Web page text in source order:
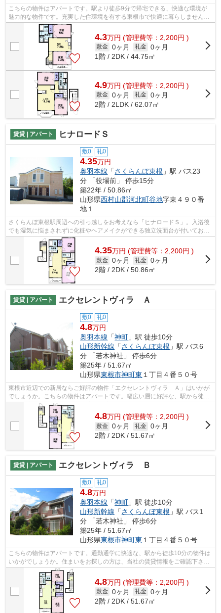
こちらの物件はアパートです。駅より徒歩9分で帰宅できる、快適な環境が
魅力的な物件です。充実した住環境を有する東根市で快適に暮らしません
か？当社オススメの賃貸物件が豊富にあり...
4.3万円 (管理費等：2,200円 )
敷金 0ヶ月 礼金 0ヶ月
1階 / 2DK / 44.75㎡
4.9万円 (管理費等：2,200円 )
敷金 0ヶ月 礼金 0ヶ月
2階 / 2LDK / 62.07㎡
賃貸 | アパート ヒナロードＳ
敷0 礼0
4.35万円
奥羽本線 「さくらんぼ東根 」駅 バス23
分 「役場前」 停歩15分
築22年 / 50.86㎡
山形県西村山郡河北町谷地字東４９０番
地１
さくらんぼ東根駅周辺への引っ越しをお考えなら「ヒナロードＳ」。入浴後
でも湿気に悩まされずに化粧やヘアメイクができる独立洗面台が付いており
ます。新しい生活のスタートにおすす...
4.35万円 (管理費等：2,200円 )
敷金 0ヶ月 礼金 0ヶ月
2階 / 2DK / 50.86㎡
賃貸 | アパート エクセレントヴィラ Ａ
敷0 礼0
4.8万円
奥羽本線 「神町 」駅 徒歩10分
山形新幹線 「さくらんぼ東根 」駅 バス6
分 「若木神社」 停歩6分
築25年 / 51.67㎡
山形県東根市神町東 １丁目４番５０号
東根市近辺での新居ならご好評の物件「エクセレントヴィラ Ａ」はいかが
でしょうか。こちらの物件はアパートです。幅広い層に好評な、駅から徒歩
10分に立地する物件です。快適な環境...
4.8万円 (管理費等：2,200円 )
敷金 0ヶ月 礼金 0ヶ月
2階 / 2DK / 51.67㎡
賃貸 | アパート エクセレントヴィラ Ｂ
敷0 礼0
4.8万円
奥羽本線 「神町 」駅 徒歩10分
山形新幹線 「さくらんぼ東根 」駅 バス1
分 「若木神社」 停歩6分
築25年 / 51.67㎡
山形県東根市神町東 １丁目４番５０号
こちらの物件はアパートです。通勤通学に快適な、駅から徒歩10分の物件は
いかがでしょうか。住まいをお探しの方は、当社の賃貸情報をご確認下さ
い。お客様のご希望に合う物件や気にな...
4.8万円 (管理費等：2,200円 )
敷金 0ヶ月 礼金 0ヶ月
2階 / 2DK / 51.67㎡